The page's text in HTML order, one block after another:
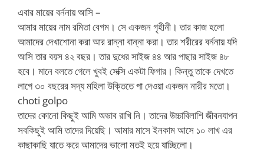
এবার মায়ের বর্ননায় আসি –
আমার মায়ের নাম রমিতা বেগম। সে একজন গৃহীনী। তার কাজ হলো
আমাদের দেখাশোনা করা আর রান্না বান্না করা। তার শরীরের বর্ননায় যদি
আসি তার বয়স ৪২ বছর। তার দুধের সাইজ ৪৪ আর পাছার সাইজ ৪৮
হবে। মানে বলতে গেলে খুবই সেক্সি একটা ফিগার। কিন্তু তাকে দেখতে
লাগে ৩০ বছরের সদ্য মহিলা উক্তিতে পা দেওয়া একজন নারীর মতো।
choti golpo
তাদের কোনো কিছুই আমি অভাব রাখি নি। তাদের উচ্চাবিলাশি জীবনযাপন
সবকিছুই আমি তাদের দিয়েছি। আমার মাসে ইনকাম আসে ১০ লাখ এর
কাছাকাছি যাতে করে আমাদের ভালো মতই হয়ে যাচ্ছিলো।